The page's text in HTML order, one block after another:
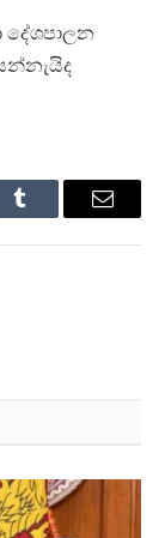
දේශපාලන
Tumblr Email